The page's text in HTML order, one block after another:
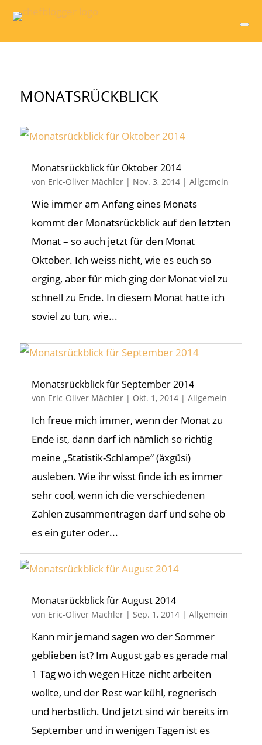
MONATSRÜCKBLICK
Monatsrückblick für Oktober 2014
von Eric-Oliver Mächler| Nov. 3, 2014| Allgemein
Wie immer am Anfang eines Monats
kommt der Monatsrückblick auf den letzten
Monat – so auch jetzt für den Monat
Oktober. Ich weiss nicht, wie es euch so
erging, aber für mich ging der Monat viel zu
schnell zu Ende. In diesem Monat hatte ich
soviel zu tun, wie...
Monatsrückblick für September 2014
von Eric-Oliver Mächler| Okt. 1, 2014| Allgemein
Ich freue mich immer, wenn der Monat zu
Ende ist, dann darf ich nämlich so richtig
meine „Statistik-Schlampe“ (äxgüsi)
ausleben. Wie ihr wisst finde ich es immer
sehr cool, wenn ich die verschiedenen
Zahlen zusammentragen darf und sehe ob
es ein guter oder...
Monatsrückblick für August 2014
von Eric-Oliver Mächler| Sep. 1, 2014| Allgemein
Kann mir jemand sagen wo der Sommer
geblieben ist? Im August gab es gerade mal
1 Tag wo ich wegen Hitze nicht arbeiten
wollte, und der Rest war kühl, regnerisch
und herbstlich. Und jetzt sind wir bereits im
September und in wenigen Tagen ist es